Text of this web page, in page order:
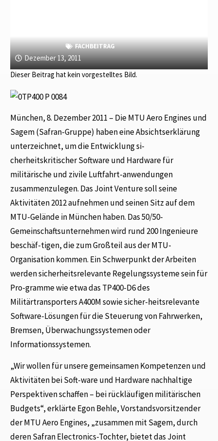
FACHBEITRAG
Dezember 13, 2011
Dieser Beitrag hat kein vorgestelltes Bild.
München, 8. Dezember 2011 – Die MTU Aero Engines und
Sagem (Safran-Gruppe) haben eine Absichtserklärung
unterzeichnet, um die Entwicklung si-
cherheitskritischer Software und Hardware für
militärische und zivile Luftfahrt-anwendungen
zusammenzulegen. Das Joint Venture soll seine
Aktivitäten 2012 aufnehmen und seinen Sitz auf dem
MTU-Gelände in München haben. Das 50/50-
Gemeinschaftsunternehmen wird rund 200 Ingenieure
beschäf-tigen, die zum Großteil aus der MTU-
Organisation kommen. Ein Schwerpunkt der Arbeiten
werden sicherheitsrelevante Regelungssysteme sein für
Pro-gramme wie etwa das TP400-D6 des
Militärtransporters A400M sowie sicher-heitsrelevante
Software-Lösungen für die Steuerung von Fahrwerken,
Bremsen, Überwachungssystemen oder
Informationssystemen.
„Wir wollen für unsere gemeinsamen Kompetenzen und
Aktivitäten bei Soft-ware und Hardware nachhaltige
Perspektiven schaffen – bei rückläufigen militärischen
Budgets“, erklärte Egon Behle, Vorstandsvorsitzender
der MTU Aero Engines, „zusammen mit Sagem, durch
deren Safran Electronics-Tochter, bietet das Joint